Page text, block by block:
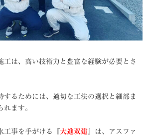
工は、高い技術力と豊富な経験が必要とさ
するためには、適切な工法の選択と細部ま
れます。
事を手がける『 大進双建 』は、アスファ